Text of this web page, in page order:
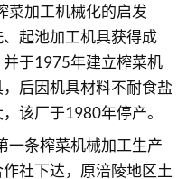
菜加工机械化的启发
起池加工机具获得成
于1975年建立榨菜机
后因机具材料不耐食盐
该厂于1980年停产。
一条榨菜机械加工生产
社下达，原涪陵地区土